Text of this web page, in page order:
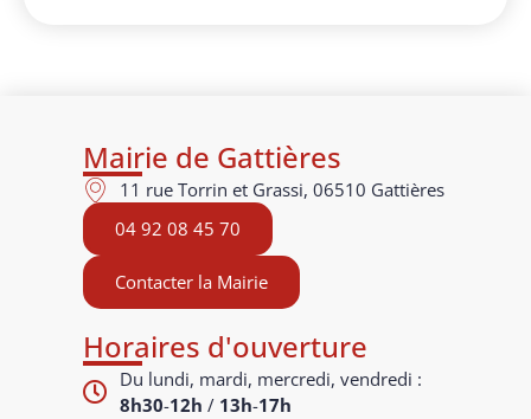
Mairie de Gattières
11 rue Torrin et Grassi, 06510 Gattières
04 92 08 45 70
Contacter la Mairie
Horaires d'ouverture
Du lundi, mardi, mercredi, vendredi :
8h30-12h / 13h-17h